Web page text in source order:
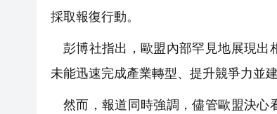
採取報復行動。
彭博社指出，歐盟內部罕見地展現出
未能迅速完成產業轉型、提升競爭力並
然而，報道同時強調，儘管歐盟決心